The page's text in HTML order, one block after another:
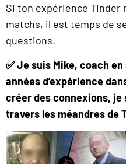
Si ton expérience Tinder
matchs, il est temps de
questions.
✅ Je suis Mike, coach
années d’expérience
créer des connexions,
travers les méandres de